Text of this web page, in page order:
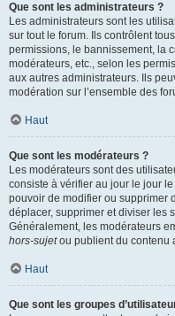
Que sont les administrateurs ?
Les administrateurs sont les
sur tout le forum. Ils contrôlent
permissions, le bannissement, la
modérateurs, etc., selon les
aux autres administrateurs. Ils
modération sur l’ensemble des
Haut
Que sont les modérateurs ?
Les modérateurs sont des
consiste à vérifier au jour le jour
pouvoir de modifier ou supprimer
déplacer, supprimer et diviser les
Généralement, les modérateurs
hors-sujetou publient du contenu
Haut
Que sont les groupes